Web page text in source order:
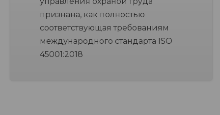
признана, как полностью
соответствующая требованиям
международного стандарта ISO
45001:2018